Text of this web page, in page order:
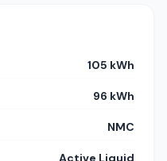
105 kWh
96 kWh
NMC
Active Liquid